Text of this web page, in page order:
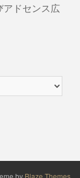
アドセンス広
by Blaze Themes